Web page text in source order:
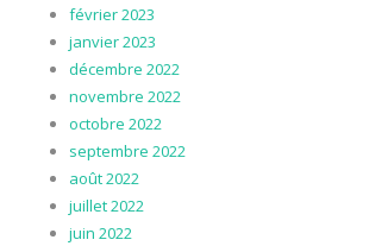
février 2023
janvier 2023
décembre 2022
novembre 2022
octobre 2022
septembre 2022
août 2022
juillet 2022
juin 2022